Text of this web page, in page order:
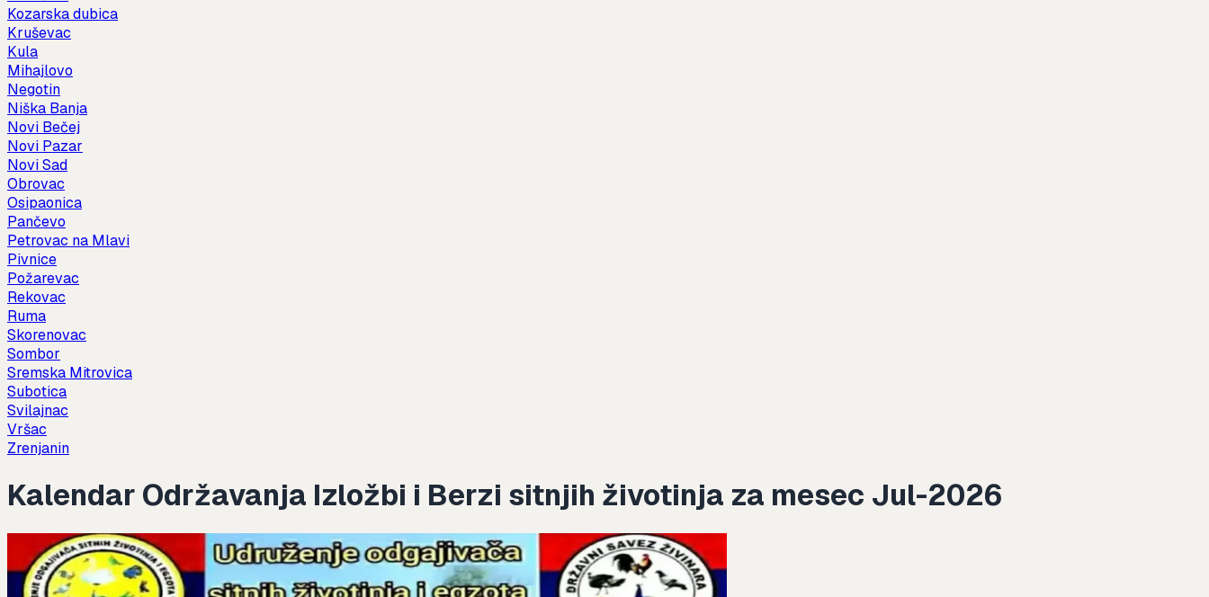
Kozarska dubica
Kruševac
Kula
Mihajlovo
Negotin
Niška Banja
Novi Bečej
Novi Pazar
Novi Sad
Obrovac
Osipaonica
Pančevo
Petrovac na Mlavi
Pivnice
Požarevac
Rekovac
Ruma
Skorenovac
Sombor
Sremska Mitrovica
Subotica
Svilajnac
Vršac
Zrenjanin
Kalendar Održavanja Izložbi i Berzi sitnjih životinja za mesec Jul-2026